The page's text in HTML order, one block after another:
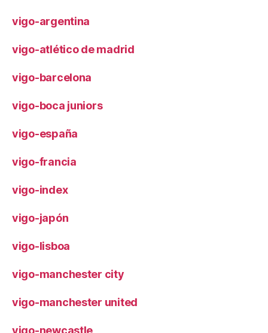
vigo-argentina
vigo-atlético de madrid
vigo-barcelona
vigo-boca juniors
vigo-españa
vigo-francia
vigo-index
vigo-japón
vigo-lisboa
vigo-manchester city
vigo-manchester united
vigo-newcastle